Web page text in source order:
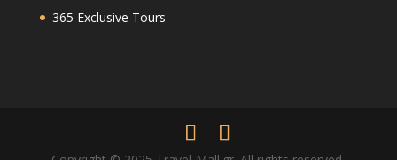
365 Exclusive Tours